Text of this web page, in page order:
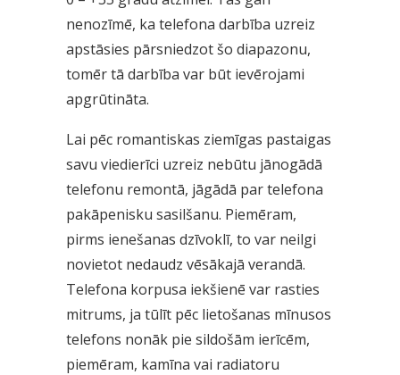
nenozīmē, ka telefona darbība uzreiz
apstāsies pārsniedzot šo diapazonu,
tomēr tā darbība var būt ievērojami
apgrūtināta.
Lai pēc romantiskas ziemīgas pastaigas
savu viedierīci uzreiz nebūtu jānogādā
telefonu remontā, jāgādā par telefona
pakāpenisku sasilšanu. Piemēram,
pirms ienešanas dzīvoklī, to var neilgi
novietot nedaudz vēsākajā verandā.
Telefona korpusa iekšienē var rasties
mitrums, ja tūlīt pēc lietošanas mīnusos
telefons nonāk pie sildošām ierīcēm,
piemēram, kamīna vai radiatoru